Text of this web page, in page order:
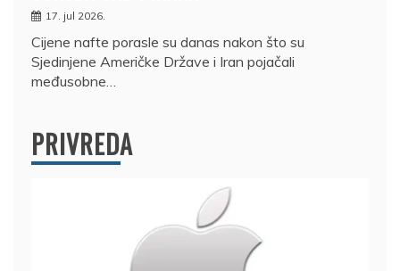
17. jul 2026.
Cijene nafte porasle su danas nakon što su
Sjedinjene Američke Države i Iran pojačali
međusobne…
PRIVREDA